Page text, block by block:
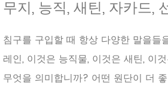
무지, 능직, 새틴, 자카드,
침구를 구입할 때 항상 다양한 말을들
레인, 이것은 능직물, 이것은 새틴, 이
무엇을 의미합니까? 어떤 원단이 더